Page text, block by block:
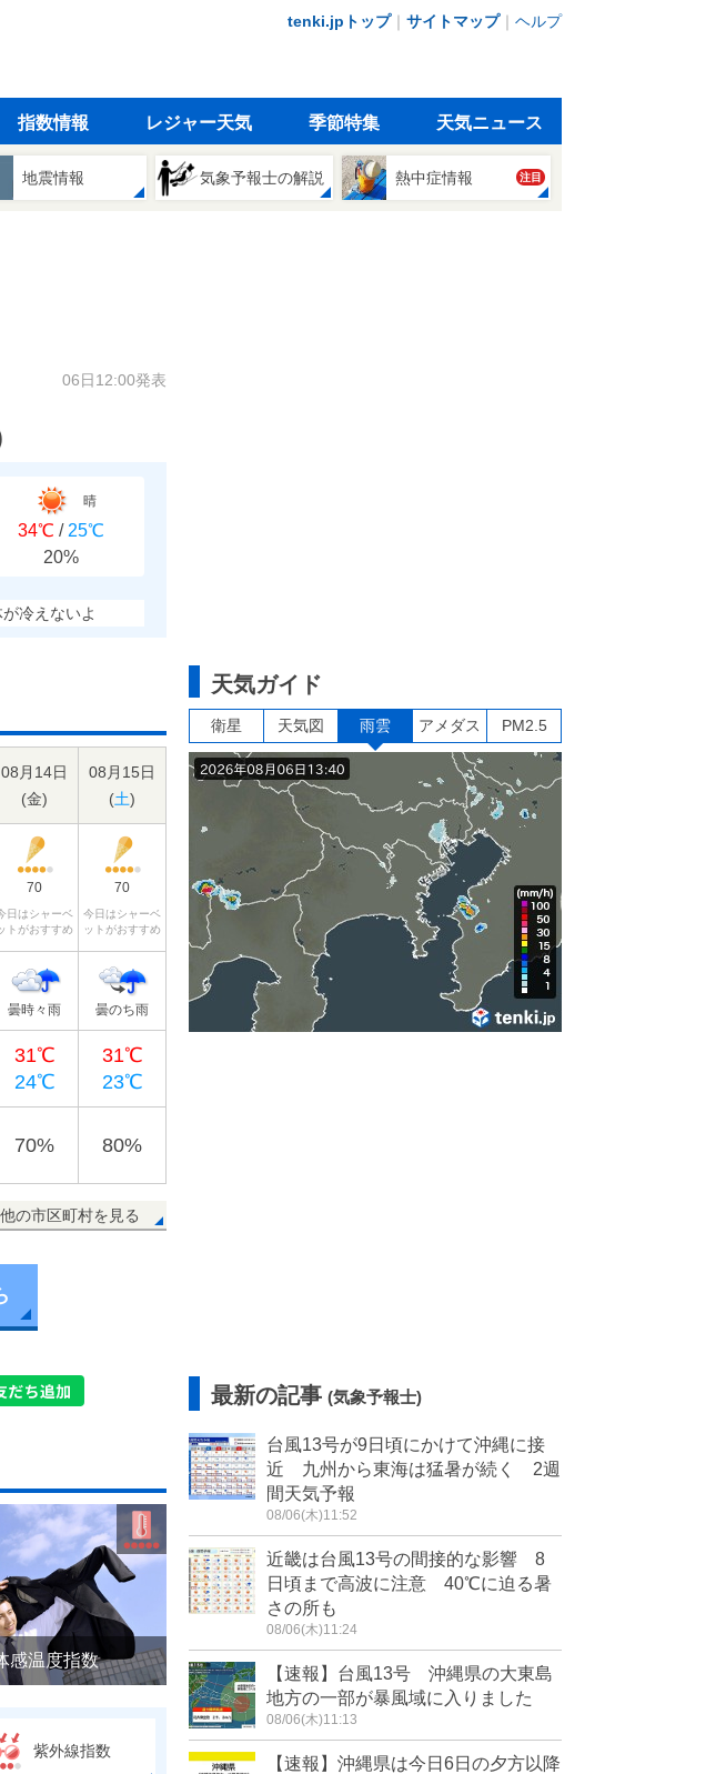
tenki.jpトップ｜ サイトマップ｜ ヘルプ
指数情報 レジャー天気 季節特集 天気ニュース
地震情報 気象予報士の解説 熱中症情報 注目
06日12:00発表
晴
34℃ / 25℃
20%
冷えないよ
08月14日
(金)
08月15日
(土)
70
日はシャーベ
トがおすすめ
70
今日はシャーベ
ットがおすすめ
曇時々雨 曇のち雨
31℃
24℃
31℃
23℃
70% 80%
の市区町村を見る
感温度指数
紫外線指数
天気ガイド
衛星 天気図 雨雲 アメダス PM2.5
最新の記事 (気象予報士)
台風13号が9日頃にかけて沖縄に接
近 九州から東海は猛暑が続く 2週
間天気予報
08/06(木)11:52
近畿は台風13号の間接的な影響 8
日頃まで高波に注意 40℃に迫る暑
さの所も
08/06(木)11:24
【速報】台風13号 沖縄県の大東島
地方の一部が暴風域に入りました
08/06(木)11:13
【速報】沖縄県は今日6日の夕方以降